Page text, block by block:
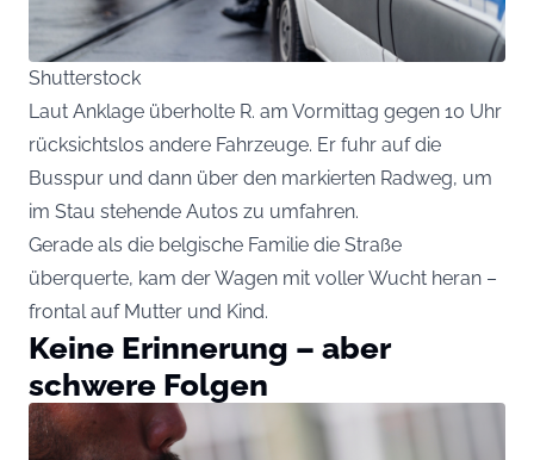
Shutterstock
Laut Anklage überholte R. am Vormittag gegen 10 Uhr
rücksichtslos andere Fahrzeuge. Er fuhr auf die
Busspur und dann über den markierten Radweg, um
im Stau stehende Autos zu umfahren.
Gerade als die belgische Familie die Straße
überquerte, kam der Wagen mit voller Wucht heran –
frontal auf Mutter und Kind.
Keine Erinnerung – aber
schwere Folgen